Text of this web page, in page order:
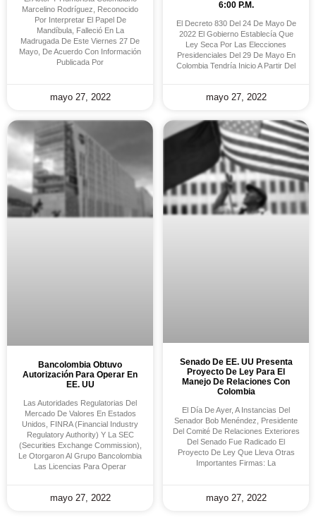
Marcelino Rodríguez, Reconocido
Por Interpretar El Papel De
Mandíbula, Falleció En La
Madrugada De Este Viernes 27 De
Mayo, De Acuerdo Con Información
Publicada Por
mayo 27, 2022
6:00 P.m.
El Decreto 830 Del 24 De Mayo De
2022 El Gobierno Establecía Que
Ley Seca Por Las Elecciones
Presidenciales Del 29 De Mayo En
Colombia Tendría Inicio A Partir Del
mayo 27, 2022
Bancolombia Obtuvo
Autorización Para Operar En
EE. UU
Las Autoridades Regulatorias Del
Mercado De Valores En Estados
Unidos, FINRA (Financial Industry
Regulatory Authority) Y La SEC
(Securities Exchange Commission),
Le Otorgaron Al Grupo Bancolombia
Las Licencias Para Operar
mayo 27, 2022
Senado De EE. UU Presenta
Proyecto De Ley Para El
Manejo De Relaciones Con
Colombia
El Día De Ayer, A Instancias Del
Senador Bob Menéndez, Presidente
Del Comité De Relaciones Exteriores
Del Senado Fue Radicado El
Proyecto De Ley Que Lleva Otras
Importantes Firmas: La
mayo 27, 2022